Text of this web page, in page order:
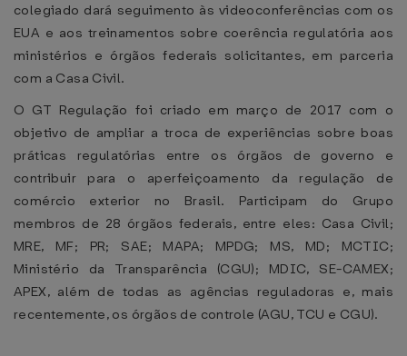
colegiado dará seguimento às videoconferências com os
EUA e aos treinamentos sobre coerência regulatória aos
ministérios e órgãos federais solicitantes, em parceria
com a Casa Civil.
O GT Regulação foi criado em março de 2017 com o
objetivo de ampliar a troca de experiências sobre boas
práticas regulatórias entre os órgãos de governo e
contribuir para o aperfeiçoamento da regulação de
comércio exterior no Brasil. Participam do Grupo
membros de 28 órgãos federais, entre eles: Casa Civil;
MRE, MF; PR; SAE; MAPA; MPDG; MS, MD; MCTIC;
Ministério da Transparência (CGU); MDIC, SE-CAMEX;
APEX, além de todas as agências reguladoras e, mais
recentemente, os órgãos de controle (AGU, TCU e CGU).